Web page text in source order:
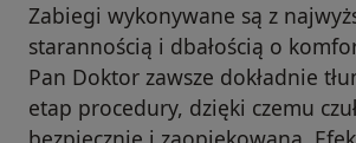
Zabiegi wykonywane są z
starannością i dbałością o
Pan Doktor zawsze dokładnie
etap procedury, dzięki czemu